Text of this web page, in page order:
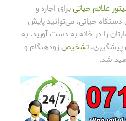
علائم حیاتیبرای اجاره و
حیاتی، می‌توانید پایش
را در خانه به دست آورید. به
پیشگیری،تشخیصزودهنگام و
شد.